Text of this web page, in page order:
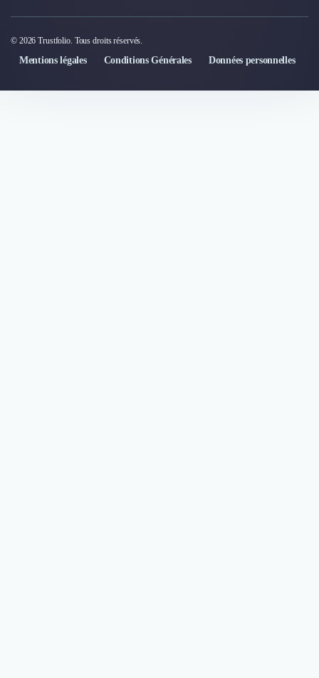
© 2026 Trustfolio. Tous droits réservés.
Mentions légales Conditions Générales Données personnelles